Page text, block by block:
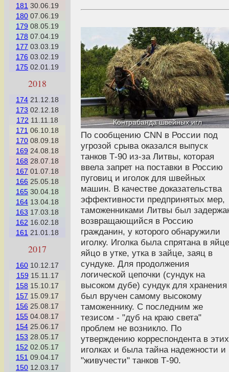
181 30.06.19
180 07.06.19
179 08.05.19
178 07.04.19
177 03.03.19
176 03.02.19
175 02.01.19
2018
174 21.12.18
173 02.12.18
172 11.11.18
171 06.10.18
170 08.09.18
169 24.08.18
168 28.07.18
167 01.07.18
166 25.05.18
165 30.04.18
164 13.04.18
163 17.03.18
162 16.02.18
161 21.01.18
2017
160 10.12.17
159 15.11.17
158 15.10.17
157 15.09.17
156 25.08.17
155 04.08.17
154 25.06.17
153 28.05.17
152 02.05.17
151 09.04.17
150 12.03.17
Контрабанда швейных игл
По сообщению CNN в России под
угрозой срыва оказался выпуск
танков Т-90 из-за Литвы, которая
ввела запрет на поставки в Россию
пуговиц и иголок для швейных
машин. В качестве доказательства
эффективности предпринятых мер,
таможенниками Литвы был
возвращающийся в Россию
гражданин, у которого обнаружили
иголку. Иголка была спрятана в
яйцо в утке, утка в зайце, заяц в
сундуке. Для продолжения
логической цепочки (сундук на
высоком дубе) сундук для хранения
был вручен самому высокому
таможеннику. С последним же
тезисом - "дуб на краю света"
проблем не возникло. По
утверждению корреспондента в этих
иголках и была тайна надежности и
"живучести" танков Т-90.